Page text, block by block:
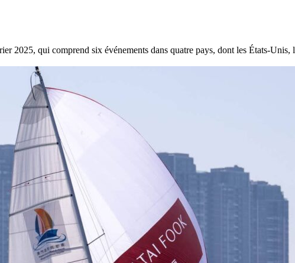
Gitana 17 devient Actual Ultim 4
22 janvier 2025
2025, qui comprend six événements dans quatre pays, dont les États-Unis,